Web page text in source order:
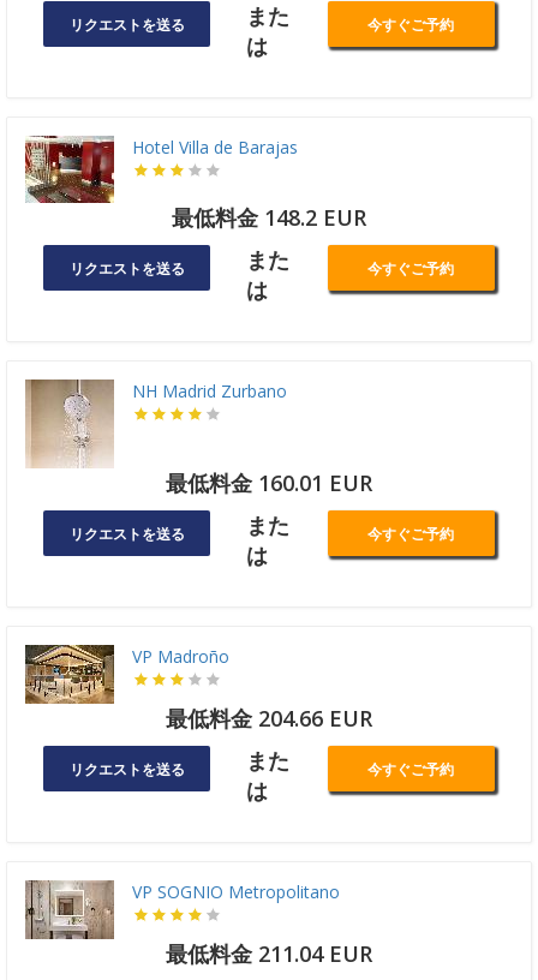
リクエストを送る
また
は
今すぐご予約
Hotel Villa de Barajas
最低料金 148.2 EUR
リクエストを送る
また
は
今すぐご予約
NH Madrid Zurbano
最低料金 160.01 EUR
リクエストを送る
また
は
今すぐご予約
VP Madroño
最低料金 204.66 EUR
リクエストを送る
また
は
今すぐご予約
VP SOGNIO Metropolitano
最低料金 211.04 EUR